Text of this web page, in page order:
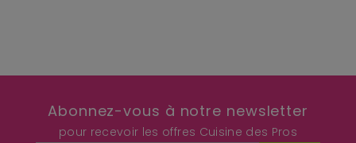
Abonnez-vous à notre newsletter
pour recevoir les offres Cuisine des Pros